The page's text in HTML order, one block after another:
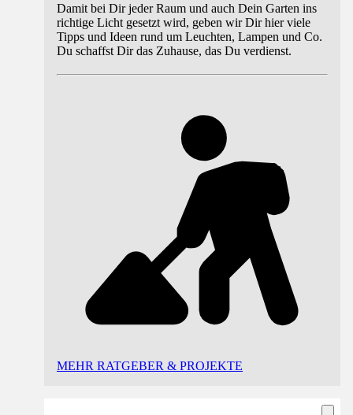
Damit bei Dir jeder Raum und auch Dein Garten ins
richtige Licht gesetzt wird, geben wir Dir hier viele
Tipps und Ideen rund um Leuchten, Lampen und Co.
Du schaffst Dir das Zuhause, das Du verdienst.
MEHR RATGEBER & PROJEKTE